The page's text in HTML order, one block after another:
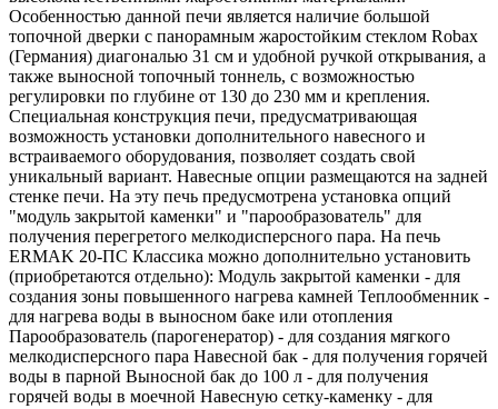
Особенностью данной печи является наличие большой
топочной дверки с панорамным жаростойким стеклом Robax
(Германия) диагональю 31 см и удобной ручкой открывания, а
также выносной топочный тоннель, с возможностью
регулировки по глубине от 130 до 230 мм и крепления.
Специальная конструкция печи, предусматривающая
возможность установки дополнительного навесного и
встраиваемого оборудования, позволяет создать свой
уникальный вариант. Навесные опции размещаются на задней
стенке печи. На эту печь предусмотрена установка опций
"модуль закрытой каменки" и "парообразователь" для
получения перегретого мелкодисперсного пара. На печь
ERMAK 20-ПС Классика можно дополнительно установить
(приобретаются отдельно): Модуль закрытой каменки - для
создания зоны повышенного нагрева камней Теплообменник -
для нагрева воды в выносном баке или отопления
Парообразователь (парогенератор) - для создания мягкого
мелкодисперсного пара Навесной бак - для получения горячей
воды в парной Выносной бак до 100 л - для получения
горячей воды в моечной Навесную сетку-каменку - для